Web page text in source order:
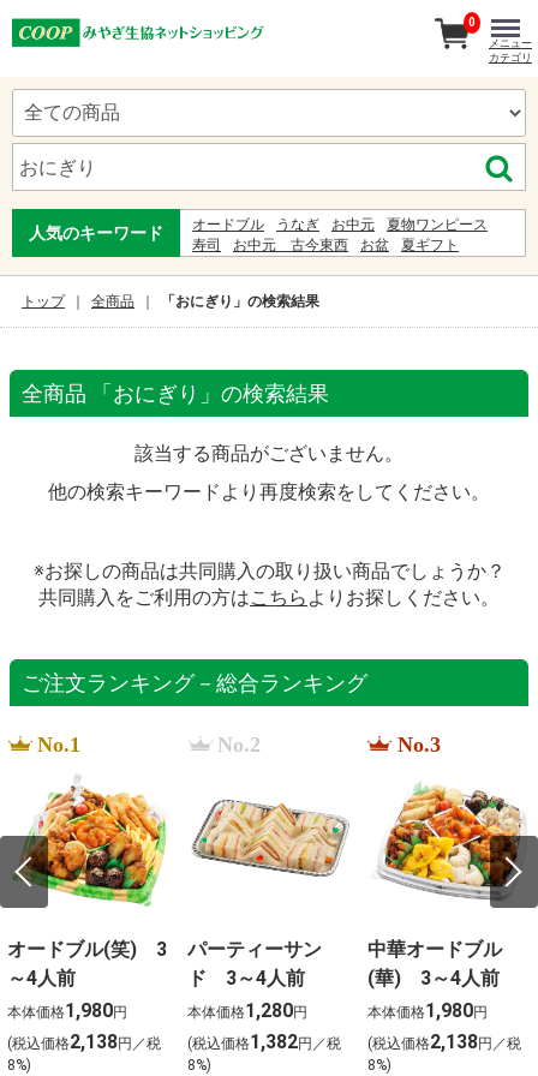
人気のキーワード オードブル うなぎ お中元
夏物ワンピース
寿司
お中元 古今東西 お盆
夏ギフト
服
ジュース
0
メニュー
カテゴリ
トップ 全商品 「おにぎり」の検索結果
全商品 「おにぎり」の検索結果
該当する商品がございません。
他の検索キーワードより再度検索をしてください。
※お探しの商品は共同購入の取り扱い商品でしょうか？
共同購入をご利用の方はこちら よりお探しください。
ご注文ランキング－総合ランキング
No.1
オードブル(笑) 3
～4人前
本体価格1,980円
(税込価格2,138円／税
8%)
No.2
パーティーサン
ド 3～4人前
本体価格1,280円
(税込価格1,382円／税
8%)
No.3
中華オードブル
(華) 3～4人前
本体価格1,980円
(税込価格2,138円／税
8%)